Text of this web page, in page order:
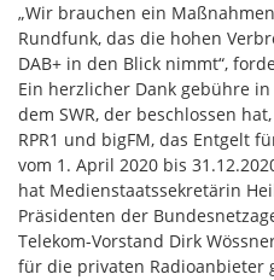
„Wir brauchen ein
Rundfunk, das die hohen
DAB+ in den Blick nimmt“,
Ein herzlicher Dank gebühre
dem SWR, der beschlossen
RPR1 und bigFM, das Entgelt
vom 1. April 2020 bis
hat Medienstaatssekretärin
Präsidenten der
Telekom-Vorstand Dirk
für die privaten Radioanbieter